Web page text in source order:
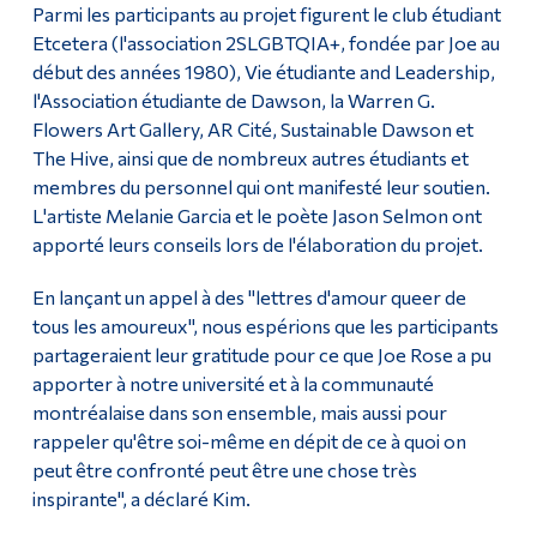
Parmi les participants au projet figurent le club étudiant
Etcetera (l'association 2SLGBTQIA+, fondée par Joe au
début des années 1980), Vie étudiante and Leadership,
l'Association étudiante de Dawson, la Warren G.
Flowers Art Gallery, AR Cité, Sustainable Dawson et
The Hive, ainsi que de nombreux autres étudiants et
membres du personnel qui ont manifesté leur soutien.
L'artiste Melanie Garcia et le poète Jason Selmon ont
apporté leurs conseils lors de l'élaboration du projet.
En lançant un appel à des "lettres d'amour queer de
tous les amoureux", nous espérions que les participants
partageraient leur gratitude pour ce que Joe Rose a pu
apporter à notre université et à la communauté
montréalaise dans son ensemble, mais aussi pour
rappeler qu'être soi-même en dépit de ce à quoi on
peut être confronté peut être une chose très
inspirante", a déclaré Kim.